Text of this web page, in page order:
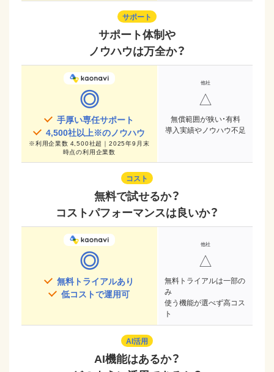
サポート
サポート体制や
ノウハウは万全か？
◎
手厚い専任サポート
4,500社以上※のノウハウ
※利用企業数 4,500社超｜2025年9月末
時点の利用企業数
△
無償範囲が狭い・有料
導入実績やノウハウ不足
コスト
無料で試せるか？
コストパフォーマンスは良いか？
◎
無料トライアルあり
低コストで運用可
△
無料トライアルは一部の
み
使う機能が選べず高コス
ト
AI活用
AI機能はあるか？